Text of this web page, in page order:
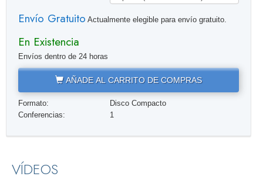
Envío Gratuito Actualmente elegible para envío gratuito.
En Existencia
Envíos dentro de 24 horas
AÑADE AL CARRITO DE COMPRAS
Formato:
Disco Compacto
Conferencias:
1
VÍDEOS